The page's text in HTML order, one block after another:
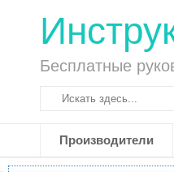
Бесплатные
Производители